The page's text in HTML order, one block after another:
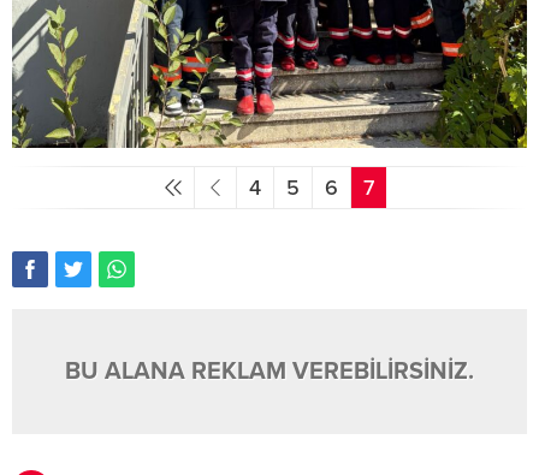
4 5 6 7
BU ALANA REKLAM VEREBİLİRSİNİZ.